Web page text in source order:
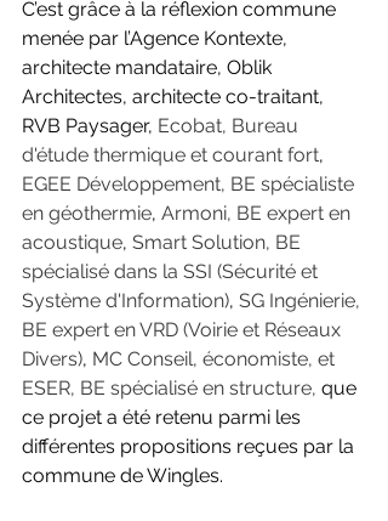
C’est grâce à la réflexion commune
menée par l’Agence Kontexte,
architecte mandataire, Oblik
Architectes, architecte co-traitant,
RVB Paysager, Ecobat, Bureau
d'étude thermique et courant fort,
EGEE Développement, BE spécialiste
en géothermie, Armoni, BE expert en
acoustique, Smart Solution, BE
spécialisé dans la SSI (Sécurité et
Système d'Information), SG Ingénierie,
BE expert en VRD (Voirie et Réseaux
Divers), MC Conseil, économiste, et
ESER, BE spécialisé en structure, que
ce projet a été retenu parmi les
différentes propositions reçues par la
commune de Wingles.